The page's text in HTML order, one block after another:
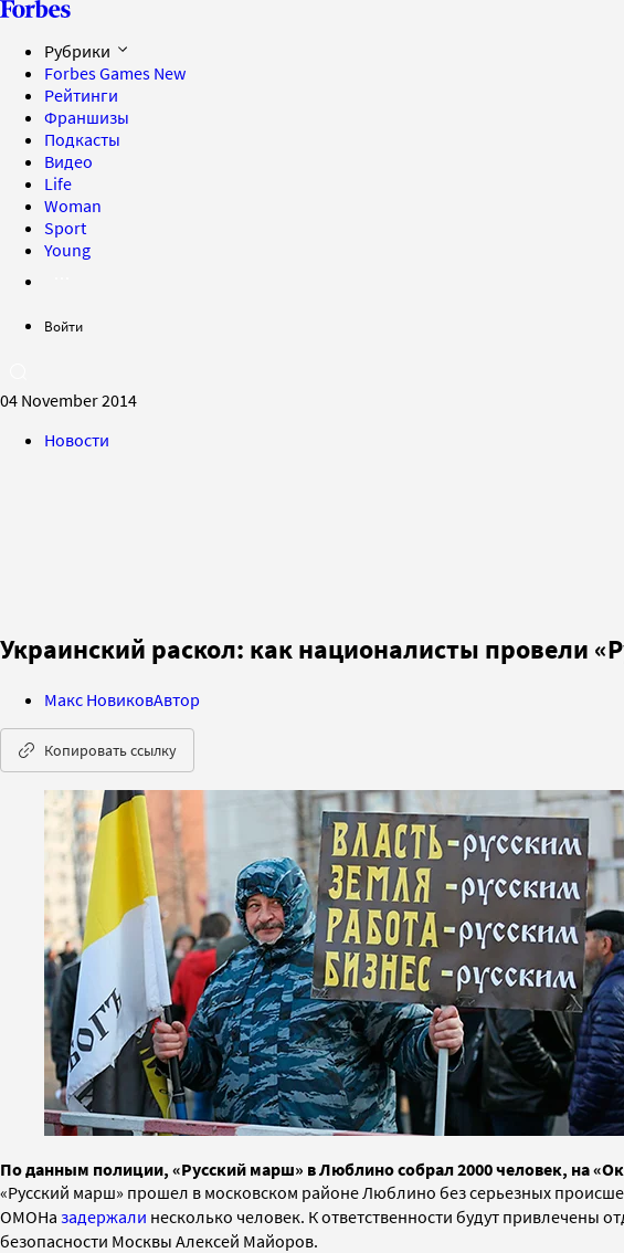
Рубрики
Forbes Games New
Рейтинги
Франшизы
Подкасты
Видео
Life
Woman
Sport
Young
Войти
04 November 2014
Новости
Украинский раскол: как националисты провели
Макс НовиковАвтор
Копировать ссылку
По данным полиции, «Русский марш» в Люблино собрал 2000 человек, на
«Русский марш» прошел в московском районе Люблино без серьезных
ОМОНа задержали несколько человек. К ответственности будут привлечены
безопасности Москвы Алексей Майоров.